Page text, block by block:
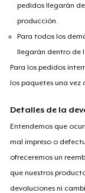
pedidos llegarán
producción.
Para todos los
llegarán dentro de
Para los pedidos
los paquetes una vez
Detalles de la
Entendemos que
mal impreso o
ofreceremos un
que nuestros
devoluciones ni